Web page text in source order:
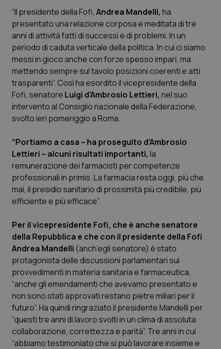
Edizioni Regionali
QS Pro
Professionisti Sanitari.AI
Abruzzo
Calabria
Campania
Emilia-Romagna
Friuli Venezia Giulia
Lazio
Liguria
Lombardia
Marche
QS Pro Gold
Asma & BPCO
Car-T
Colesterolo & coronaropatie
Dermatite Atopica
Diabete & glucometri
Disturbi dell’umore
Dolore
Donna & Salute
“Il presidente della Fofi, Andrea Mandelli, ha
presentato una relazione corposa e meditata di tre
anni di attività fatti di successi e di problemi. In un
periodo di caduta verticale della politica. In cui ci siamo
messi in gioco anche con forze spesso impari, ma
mettendo sempre sul tavolo posizioni coerenti e atti
trasparenti”. Così ha esordito il vicepresidente della
Fofi, senatore Luigi d’Ambrosio Lettieri, nel suo
intervento al Consiglio nazionale della Federazione,
svolto ieri pomeriggio a Roma.
“Portiamo a casa – ha proseguito d’Ambrosio
Lettieri – alcuni risultati importanti, la
remunerazione dei farmacisti per competenze
professionali in primis. La farmacia resta oggi, più che
mai, il presidio sanitario di prossimità più credibile, più
efficiente e più efficace”.
Per il vicepresidente Fofi, che è anche senatore
della Repubblica e che con il presidente della Fofi
Andrea Mandelli (anch’egli senatore) è stato
protagonista delle discussioni parlamentari sui
provvedimenti in materia sanitaria e farmaceutica,
“anche gli emendamenti che avevamo presentato e
non sono stati approvati restano pietre miliari per il
futuro”. Ha quindi ringraziato il presidente Mandelli per
“questi tre anni di lavoro svolti in un clima di assoluta
collaborazione, correttezza e parità”. Tre anni in cui
“abbiamo testimoniato che si può lavorare insieme e